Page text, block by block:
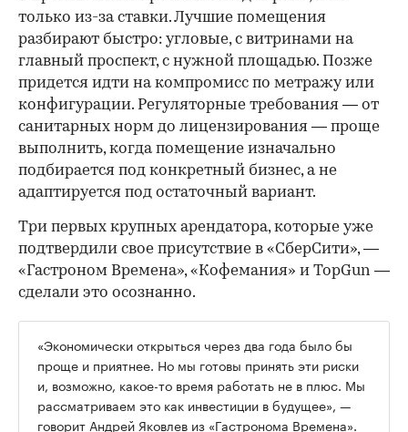
только из-за ставки. Лучшие помещения
разбирают быстро: угловые, с витринами на
главный проспект, с нужной площадью. Позже
придется идти на компромисс по метражу или
конфигурации. Регуляторные требования — от
санитарных норм до лицензирования — проще
выполнить, когда помещение изначально
подбирается под конкретный бизнес, а не
адаптируется под остаточный вариант.
Три первых крупных арендатора, которые уже
подтвердили свое присутствие в «СберСити», —
«Гастроном Времена», «Кофемания» и TopGun —
сделали это осознанно.
«Экономически открыться через два года было бы
проще и приятнее. Но мы готовы принять эти риски
и, возможно, какое-то время работать не в плюс. Мы
рассматриваем это как инвестиции в будущее», —
говорит Андрей Яковлев из «Гастронома Времена».